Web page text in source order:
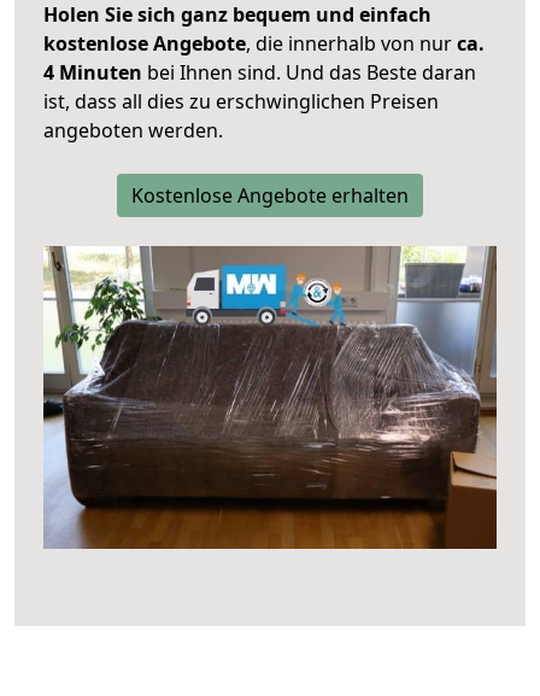
Holen Sie sich ganz bequem und einfach
kostenlose Angebote, die innerhalb von nurca.
4 Minuten bei Ihnen sind. Und das Beste daran
ist, dass all dies zu erschwinglichen Preisen
angeboten werden.
Kostenlose Angebote erhalten